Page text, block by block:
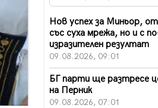
Нов успех за Миньор,
със суха мрежа, но и с
изразителен резултат
09.08.2026, 09:01
БГ парти ще разтресе
на Перник
09.08.2026, 07:01